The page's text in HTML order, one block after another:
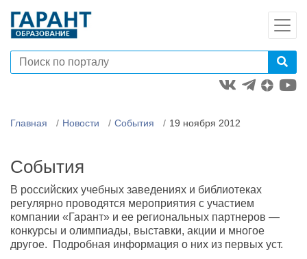
Главная Новости События 19 ноября 2012
События
В российских учебных заведениях и библиотеках
регулярно проводятся мероприятия с участием
компании «Гарант» и ее региональных партнеров —
конкурсы и олимпиады, выставки, акции и многое
другое. Подробная информация о них из первых уст.